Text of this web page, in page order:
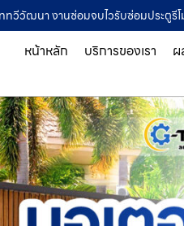
ททวีวัฒนา งานซ่อมจบไวรับซ่อมประตูรี
หน้าหลัก บริการของเรา ผ